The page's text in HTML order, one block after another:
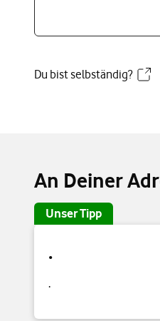
Du bist selbständig?
An Deiner
Unser Tipp
.
.